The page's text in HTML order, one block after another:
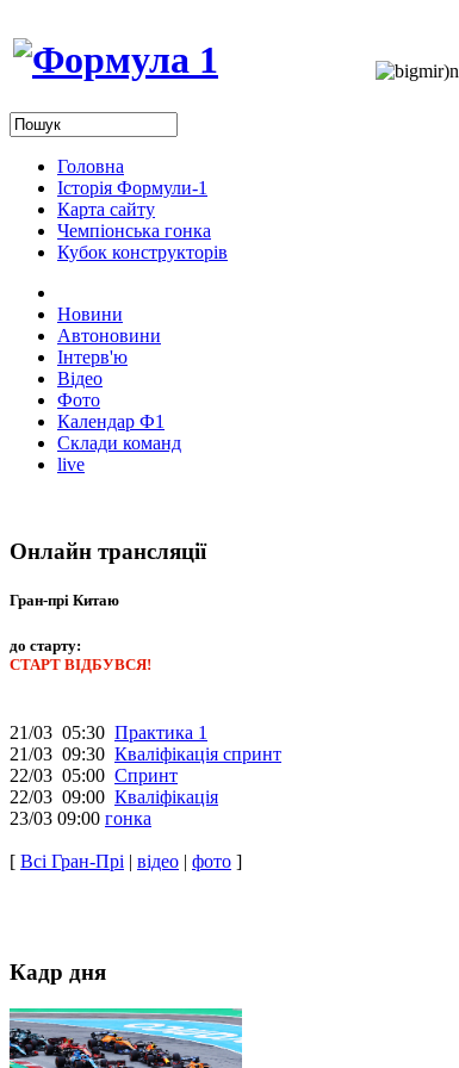
Головна
Історія Формули-1
Карта сайту
Чемпіонська гонка
Кубок конструкторів
Новини
Автоновини
Інтерв'ю
Відео
Фото
Календар Ф1
Склади команд
live
Онлайн трансляції
Гран-прі Китаю
до старту:
СТАРТ ВІДБУВСЯ!
21/03 05:30 Практика 1
21/03 09:30 Кваліфікація спринт
22/03 05:00 Спринт
22/03 09:00 Кваліфікація
23/03 09:00 гонка
[ Всі Гран-Прі | відео | фото ]
Кадр дня